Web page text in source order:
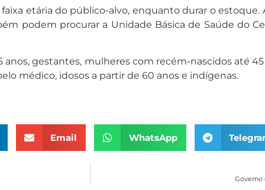
etária do público-alvo, enquanto durar o estoque.
podem procurar a Unidade Básica de Saúde do
gestantes, mulheres com recém-nascidos até
médico, idosos a partir de 60 anos e indígenas.
Email WhatsApp
Governo